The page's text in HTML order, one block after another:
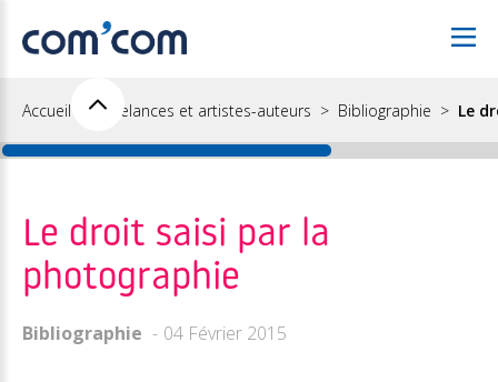
Accueil Freelances et artistes-auteurs Bibliographie Le
Le droit saisi par la
photographie
Bibliographie 04 Février 2015